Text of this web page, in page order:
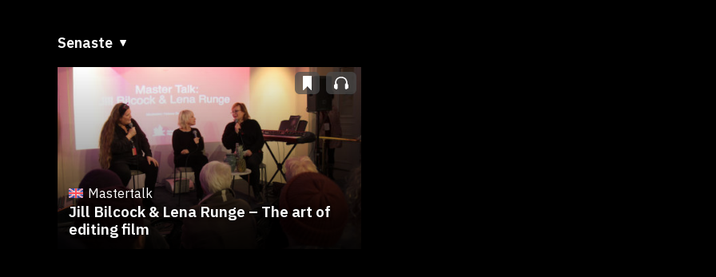
Senaste
Senaste
A till Ö
Ö till A
Mastertalk
Jill Bilcock & Lena Runge – The art of
editing film